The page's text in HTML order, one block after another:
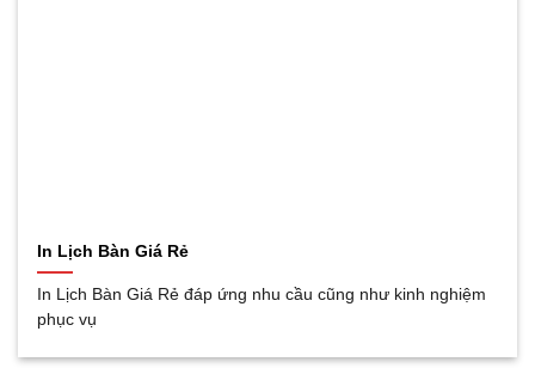
In Lịch Bàn Giá Rẻ
In Lịch Bàn Giá Rẻ đáp ứng nhu cầu cũng như kinh nghiệm
phục vụ